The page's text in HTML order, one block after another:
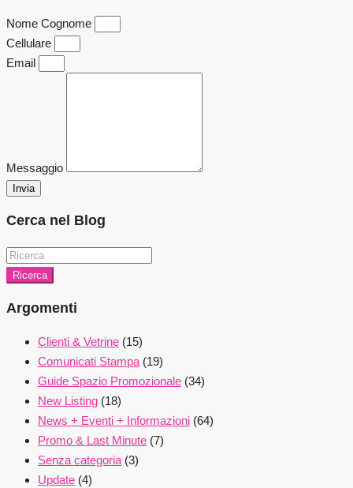
Nome Cognome
Cellulare
Email
Messaggio
Invia
Cerca nel Blog
Ricerca
Argomenti
Clienti & Vetrine (15)
Comunicati Stampa (19)
Guide Spazio Promozionale (34)
New Listing (18)
News + Eventi + Informazioni (64)
Promo & Last Minute (7)
Senza categoria (3)
Update (4)